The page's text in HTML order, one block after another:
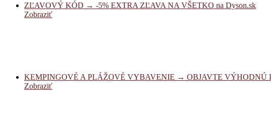
ZĽAVOVÝ KÓD → -5% EXTRA ZĽAVA NA VŠETKO na Dyson.sk
Zobraziť
KEMPINGOVÉ A PLÁŽOVÉ VYBAVENIE → OBJAVTE VÝHODNÚ
Zobraziť